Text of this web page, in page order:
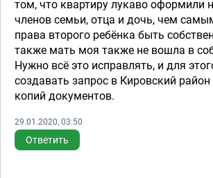
том, что квартиру лукаво оформили
членов семьи, отца и дочь, чем
права второго ребёнка быть
также мать моя также не вошла в
Нужно всё это исправлять, и для
создавать запрос в Кировский
копий документов.
29.01.2020, 03:50
Ответить